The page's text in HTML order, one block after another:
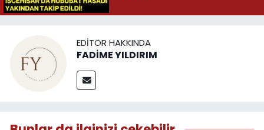
EDITÖR HAKKINDA
FADİME YILDIRIM